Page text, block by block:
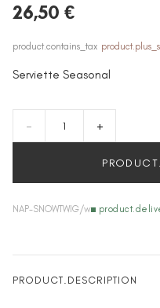
26,50 €
product.contains_tax
Serviette Seasonal
- +
NAP-SNOWTWIG/w
PRODUCT.DESCRIPTION